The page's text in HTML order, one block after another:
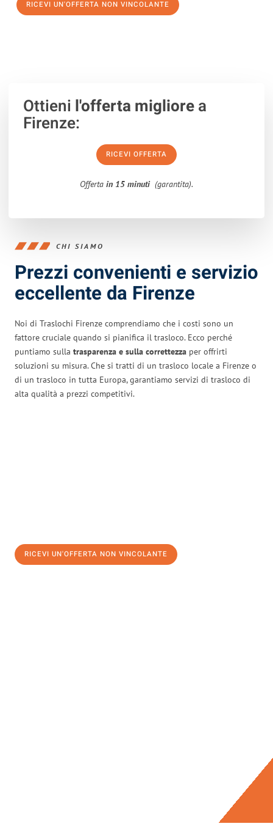
RICEVI UN'OFFERTA NON VINCOLANTE
Ottieni l'offerta migliorea
Firenze:
RICEVI OFFERTA
Offerta in 15 minuti (garantita).
CHI SIAMO
Prezzi convenienti e servizio
eccellente da Firenze
Noi di Traslochi Firenze comprendiamo che i costi sono un
fattore cruciale quando si pianifica il trasloco. Ecco perché
puntiamo sulla trasparenza e sulla correttezza per offrirti
soluzioni su misura. Che si tratti di un trasloco locale a Firenze o
di un trasloco in tutta Europa, garantiamo servizi di trasloco di
alta qualità a prezzi competitivi.
RICEVI UN'OFFERTA NON VINCOLANTE